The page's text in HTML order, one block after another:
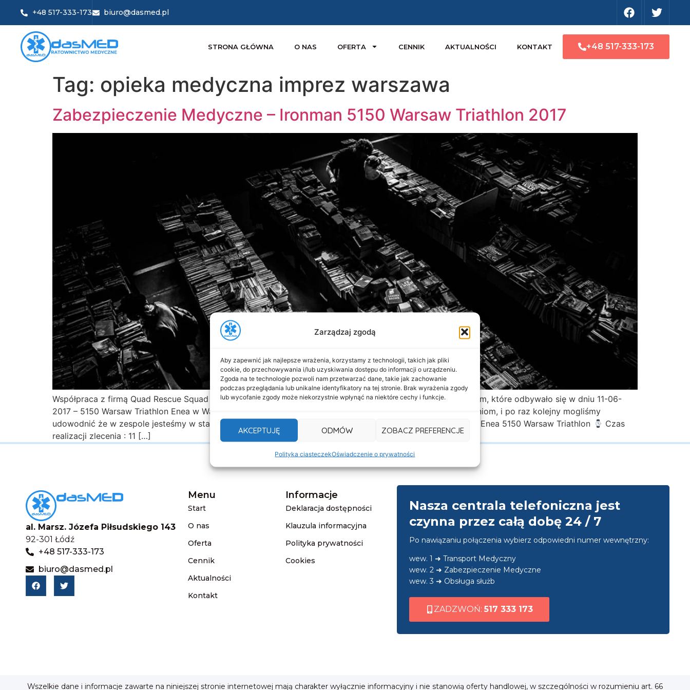
Zarządzaj zgodą
Aby zapewnić jak najlepsze wrażenia, korzystamy z technologii, takich jak pliki
cookie, do przechowywania i/lub uzyskiwania dostępu do informacji o urządzeniu.
Zgoda na te technologie pozwoli nam przetwarzać dane, takie jak zachowanie
podczas przeglądania lub unikalne identyfikatory na tej stronie. Brak wyrażenia zgody
lub wycofanie zgody może niekorzystnie wpłynąć na niektóre cechy i funkcje.
AKCEPTUJĘ ODMÓW ZOBACZ PREFERENCJE
Polityka ciasteczekOświadczenie o prywatności
+48 517-333-173 biuro@dasmed.pl
STRONA GŁÓWNA O NAS OFERTA CENNIK AKTUALNOŚCI KONTAKT +48 517-333-173
Tag: opieka medyczna imprez warszawa
Zabezpieczenie Medyczne – Ironman 5150 Warsaw Triathlon 2017
Współpraca z firmą Quad Rescue Squad owocuje kolejnym naszym udziałem w wielkim wydarzeniu sportowym, które odbywało się w dniu 11-06-
2017 – 5150 Warsaw Triathlon Enea w Warszawie. Obie firmy mogły wspólnie stawić czoła olbrzymim wyzwaniom, i po raz kolejny mogliśmy
udowodnić że w zespole jesteśmy w stanie poradzić sobie nawet z najbardziej wymagającym Klientem.
Enea 5150 Warsaw Triathlon
Czas
realizacji zlecenia : 11 […]
al. Marsz. Józefa Piłsudskiego 143
92-301 Łódź
+48 517-333-173
biuro@dasmed.pl
Menu
Start
O nas
Oferta
Cennik
Aktualności
Kontakt
Informacje
Deklaracja dostępności
Klauzula informacyjna
Polityka prywatności
Cookies
Nasza centrala telefoniczna jest
czynna przez całą dobę 24 / 7
Po nawiązaniu połączenia wybierz odpowiedni numer wewnętrzny:
wew. 1 ➜ Transport Medyczny
wew. 2 ➜ Zabezpieczenie Medyczne
wew. 3 ➜ Obsługa służb
ZADZWOŃ:517 333 173
Wszelkie dane i informacje zawarte na niniejszej stronie internetowej mają charakter wyłącznie informacyjny i nie stanowią oferty handlowej, w szczególności w rozumieniu art. 66